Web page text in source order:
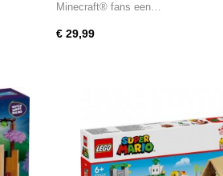
Minecraft® fans een…
€ 29,99